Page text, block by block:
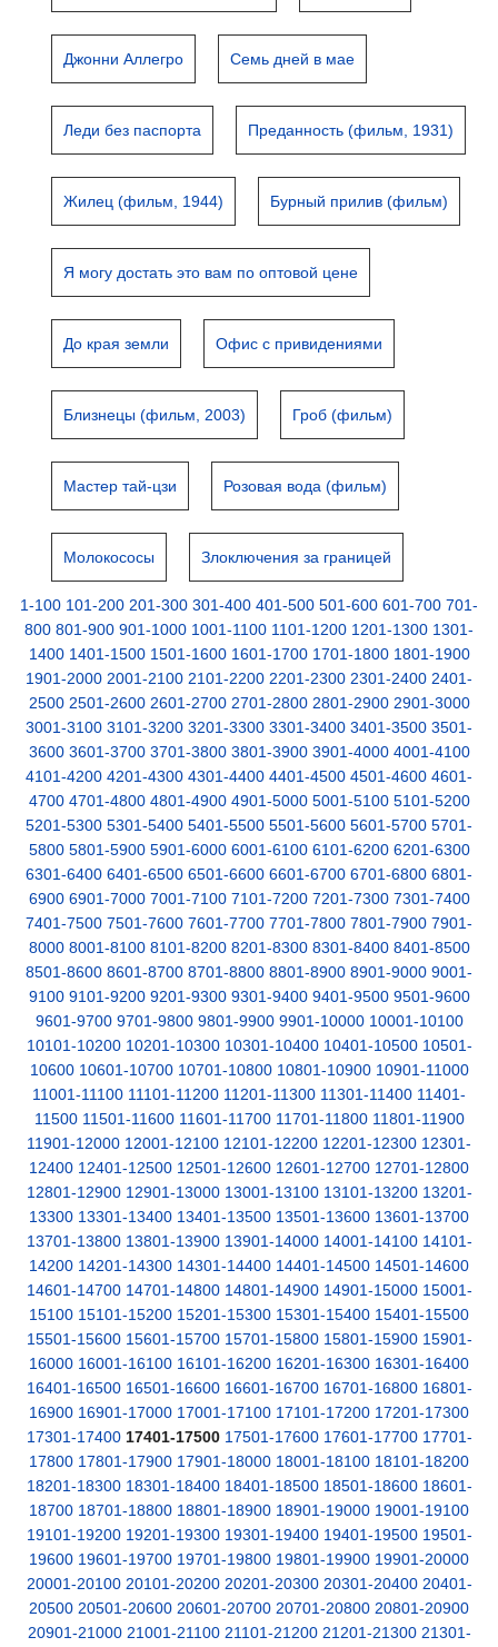
Джонни Аллегро Семь дней в мае
Леди без паспорта Преданность (фильм, 1931)
Жилец (фильм, 1944) Бурный прилив (фильм)
Я могу достать это вам по оптовой цене
До края земли Офис с привидениями
Близнецы (фильм, 2003) Гроб (фильм)
Мастер тай-цзи Розовая вода (фильм)
Молокососы Злоключения за границей
1-100 101-200 201-300 301-400 401-500 501-600 601-700 701-
800 801-900 901-1000 1001-1100 1101-1200 1201-1300 1301-
1400 1401-1500 1501-1600 1601-1700 1701-1800 1801-1900
1901-2000 2001-2100 2101-2200 2201-2300 2301-2400 2401-
2500 2501-2600 2601-2700 2701-2800 2801-2900 2901-3000
3001-3100 3101-3200 3201-3300 3301-3400 3401-3500 3501-
3600 3601-3700 3701-3800 3801-3900 3901-4000 4001-4100
4101-4200 4201-4300 4301-4400 4401-4500 4501-4600 4601-
4700 4701-4800 4801-4900 4901-5000 5001-5100 5101-5200
5201-5300 5301-5400 5401-5500 5501-5600 5601-5700 5701-
5800 5801-5900 5901-6000 6001-6100 6101-6200 6201-6300
6301-6400 6401-6500 6501-6600 6601-6700 6701-6800 6801-
6900 6901-7000 7001-7100 7101-7200 7201-7300 7301-7400
7401-7500 7501-7600 7601-7700 7701-7800 7801-7900 7901-
8000 8001-8100 8101-8200 8201-8300 8301-8400 8401-8500
8501-8600 8601-8700 8701-8800 8801-8900 8901-9000 9001-
9100 9101-9200 9201-9300 9301-9400 9401-9500 9501-9600
9601-9700 9701-9800 9801-9900 9901-10000 10001-10100
10101-10200 10201-10300 10301-10400 10401-10500 10501-
10600 10601-10700 10701-10800 10801-10900 10901-11000
11001-11100 11101-11200 11201-11300 11301-11400 11401-
11500 11501-11600 11601-11700 11701-11800 11801-11900
11901-12000 12001-12100 12101-12200 12201-12300 12301-
12400 12401-12500 12501-12600 12601-12700 12701-12800
12801-12900 12901-13000 13001-13100 13101-13200 13201-
13300 13301-13400 13401-13500 13501-13600 13601-13700
13701-13800 13801-13900 13901-14000 14001-14100 14101-
14200 14201-14300 14301-14400 14401-14500 14501-14600
14601-14700 14701-14800 14801-14900 14901-15000 15001-
15100 15101-15200 15201-15300 15301-15400 15401-15500
15501-15600 15601-15700 15701-15800 15801-15900 15901-
16000 16001-16100 16101-16200 16201-16300 16301-16400
16401-16500 16501-16600 16601-16700 16701-16800 16801-
16900 16901-17000 17001-17100 17101-17200 17201-17300
17301-17400 17401-17500 17501-17600 17601-17700 17701-
17800 17801-17900 17901-18000 18001-18100 18101-18200
18201-18300 18301-18400 18401-18500 18501-18600 18601-
18700 18701-18800 18801-18900 18901-19000 19001-19100
19101-19200 19201-19300 19301-19400 19401-19500 19501-
19600 19601-19700 19701-19800 19801-19900 19901-20000
20001-20100 20101-20200 20201-20300 20301-20400 20401-
20500 20501-20600 20601-20700 20701-20800 20801-20900
20901-21000 21001-21100 21101-21200 21201-21300 21301-